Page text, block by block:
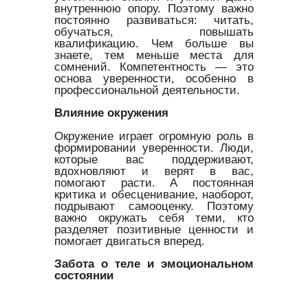
внутреннюю опору. Поэтому важно
постоянно развиваться: читать,
обучаться, повышать
квалификацию. Чем больше вы
знаете, тем меньше места для
сомнений. Компетентность — это
основа уверенности, особенно в
профессиональной деятельности.
Влияние окружения
Окружение играет огромную роль в
формировании уверенности. Люди,
которые вас поддерживают,
вдохновляют и верят в вас,
помогают расти. А постоянная
критика и обесценивание, наоборот,
подрывают самооценку. Поэтому
важно окружать себя теми, кто
разделяет позитивные ценности и
помогает двигаться вперед.
Забота о теле и эмоциональном
состоянии